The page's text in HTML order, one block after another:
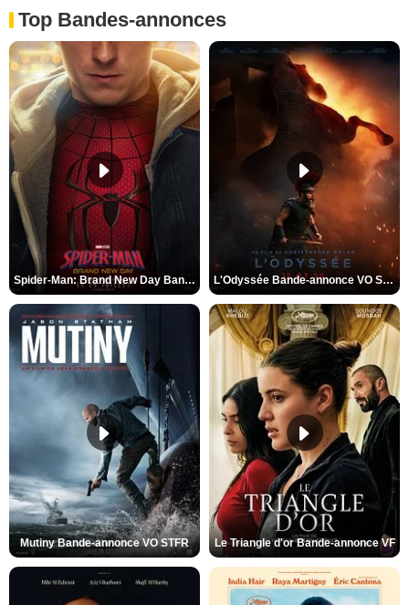
Top Bandes-annonces
Spider-Man: Brand New Day Bande-annonce VO STFR L'Odyssée Bande-annonce VO STFR
Mutiny Bande-annonce VO STFR Le Triangle d'or Bande-annonce VF